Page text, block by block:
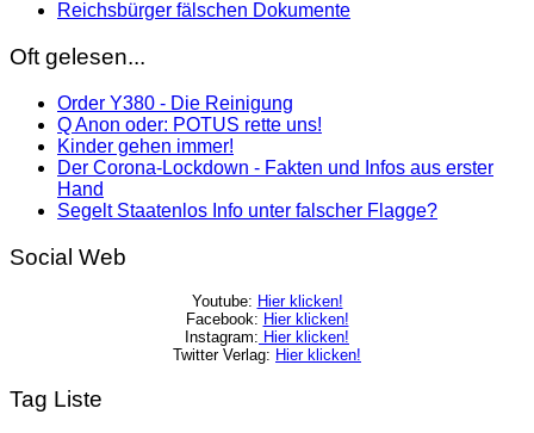
Reichsbürger fälschen Dokumente
Oft gelesen...
Order Y380 - Die Reinigung
Q Anon oder: POTUS rette uns!
Kinder gehen immer!
Der Corona-Lockdown - Fakten und Infos aus erster
Hand
Segelt Staatenlos Info unter falscher Flagge?
Social Web
Youtube: Hier klicken!
Facebook: Hier klicken!
Instagram: Hier klicken!
Twitter Verlag: Hier klicken!
Tag Liste